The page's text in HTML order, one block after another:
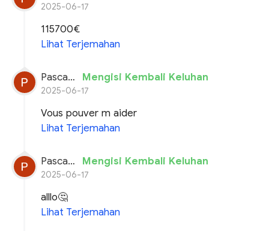
2025-06-17
115700€
Lihat Terjemahan
Pascal planchon Mengisi Kembali Keluhan
2025-06-17
Vous pouver m aider
Lihat Terjemahan
Pascal planchon Mengisi Kembali Keluhan
2025-06-17
alllo🤔
Lihat Terjemahan